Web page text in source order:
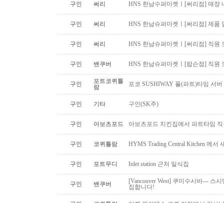
구인 써리 HNS 한남수퍼마켓ㅣ[써리점] 매장
구인 써리 HNS 한남슈퍼마켓ㅣ[써리점] 제품
구인 써리 HNS 한남슈퍼마켓ㅣ[써리점] 직원
구인 밴쿠버 HNS 한남슈퍼마켓ㅣ[랍슨점] 직원
구인
포트코퀴틀
람
포코 SUSHIWAY 풀(파트)타임 서버
구인 기타 구인(SK주)
구인 아보츠포드 아보츠포드 치킨집에서 파트타임
구인 코퀴틀람 HYMS Trading Central Kitchen 에
구인 포트무디 Inlet station 근처 일식집
구인 밴쿠버
[Vancouver West] 쿠미수시바--- 스
집합니다!